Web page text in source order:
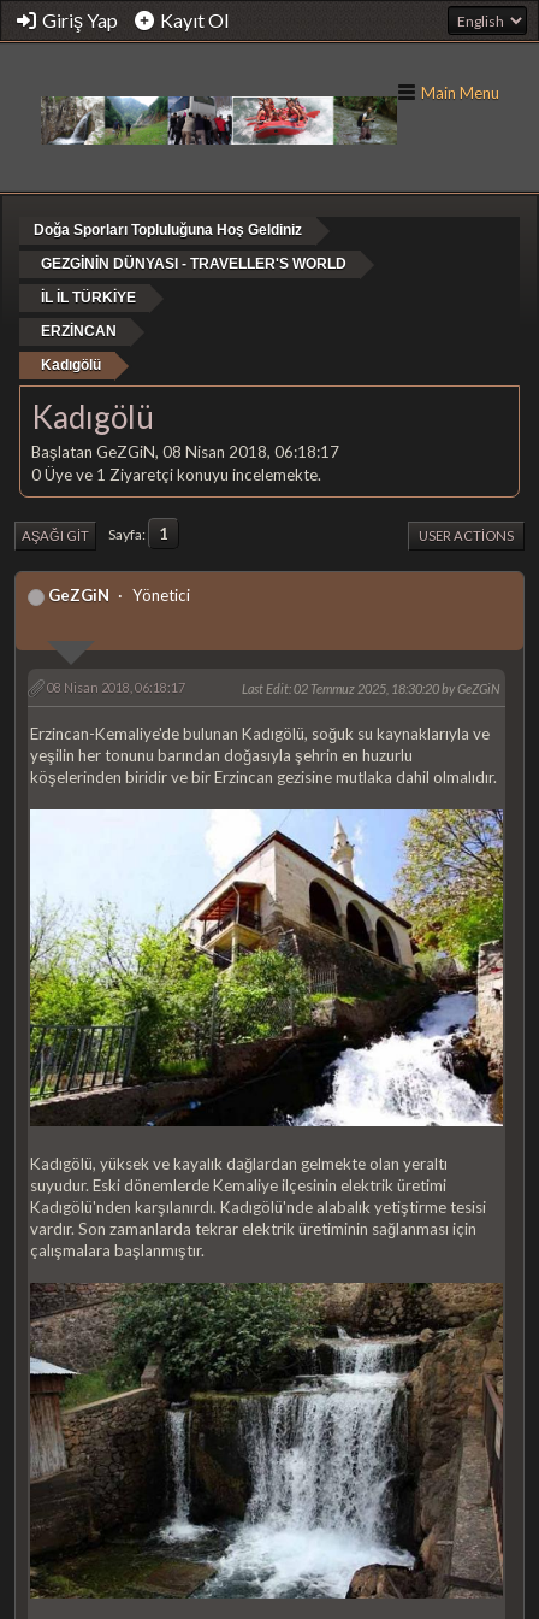
Giriş Yap Kayıt Ol
Main Menu
Doğa Sporları Topluluğuna Hoş Geldiniz
GEZGİNİN DÜNYASI - TRAVELLER'S WORLD
İL İL TÜRKİYE
ERZİNCAN
Kadıgölü
Kadıgölü
Başlatan GeZGiN, 08 Nisan 2018, 06:18:17
0 Üye ve 1 Ziyaretçi konuyu incelemekte.
AŞAĞI GIT Sayfa 1 USER ACTIONS
GeZGiN Yönetici
08 Nisan 2018, 06:18:17 Last Edit: 02 Temmuz 2025, 18:30:20 by GeZGiN
Erzincan-Kemaliye'de bulunan Kadıgölü, soğuk su kaynaklarıyla ve
yeşilin her tonunu barından doğasıyla şehrin en huzurlu
köşelerinden biridir ve bir Erzincan gezisine mutlaka dahil olmalıdır.
Kadıgölü, yüksek ve kayalık dağlardan gelmekte olan yeraltı
suyudur. Eski dönemlerde Kemaliye ilçesinin elektrik üretimi
Kadıgölü'nden karşılanırdı. Kadıgölü'nde alabalık yetiştirme tesisi
vardır. Son zamanlarda tekrar elektrik üretiminin sağlanması için
çalışmalara başlanmıştır.